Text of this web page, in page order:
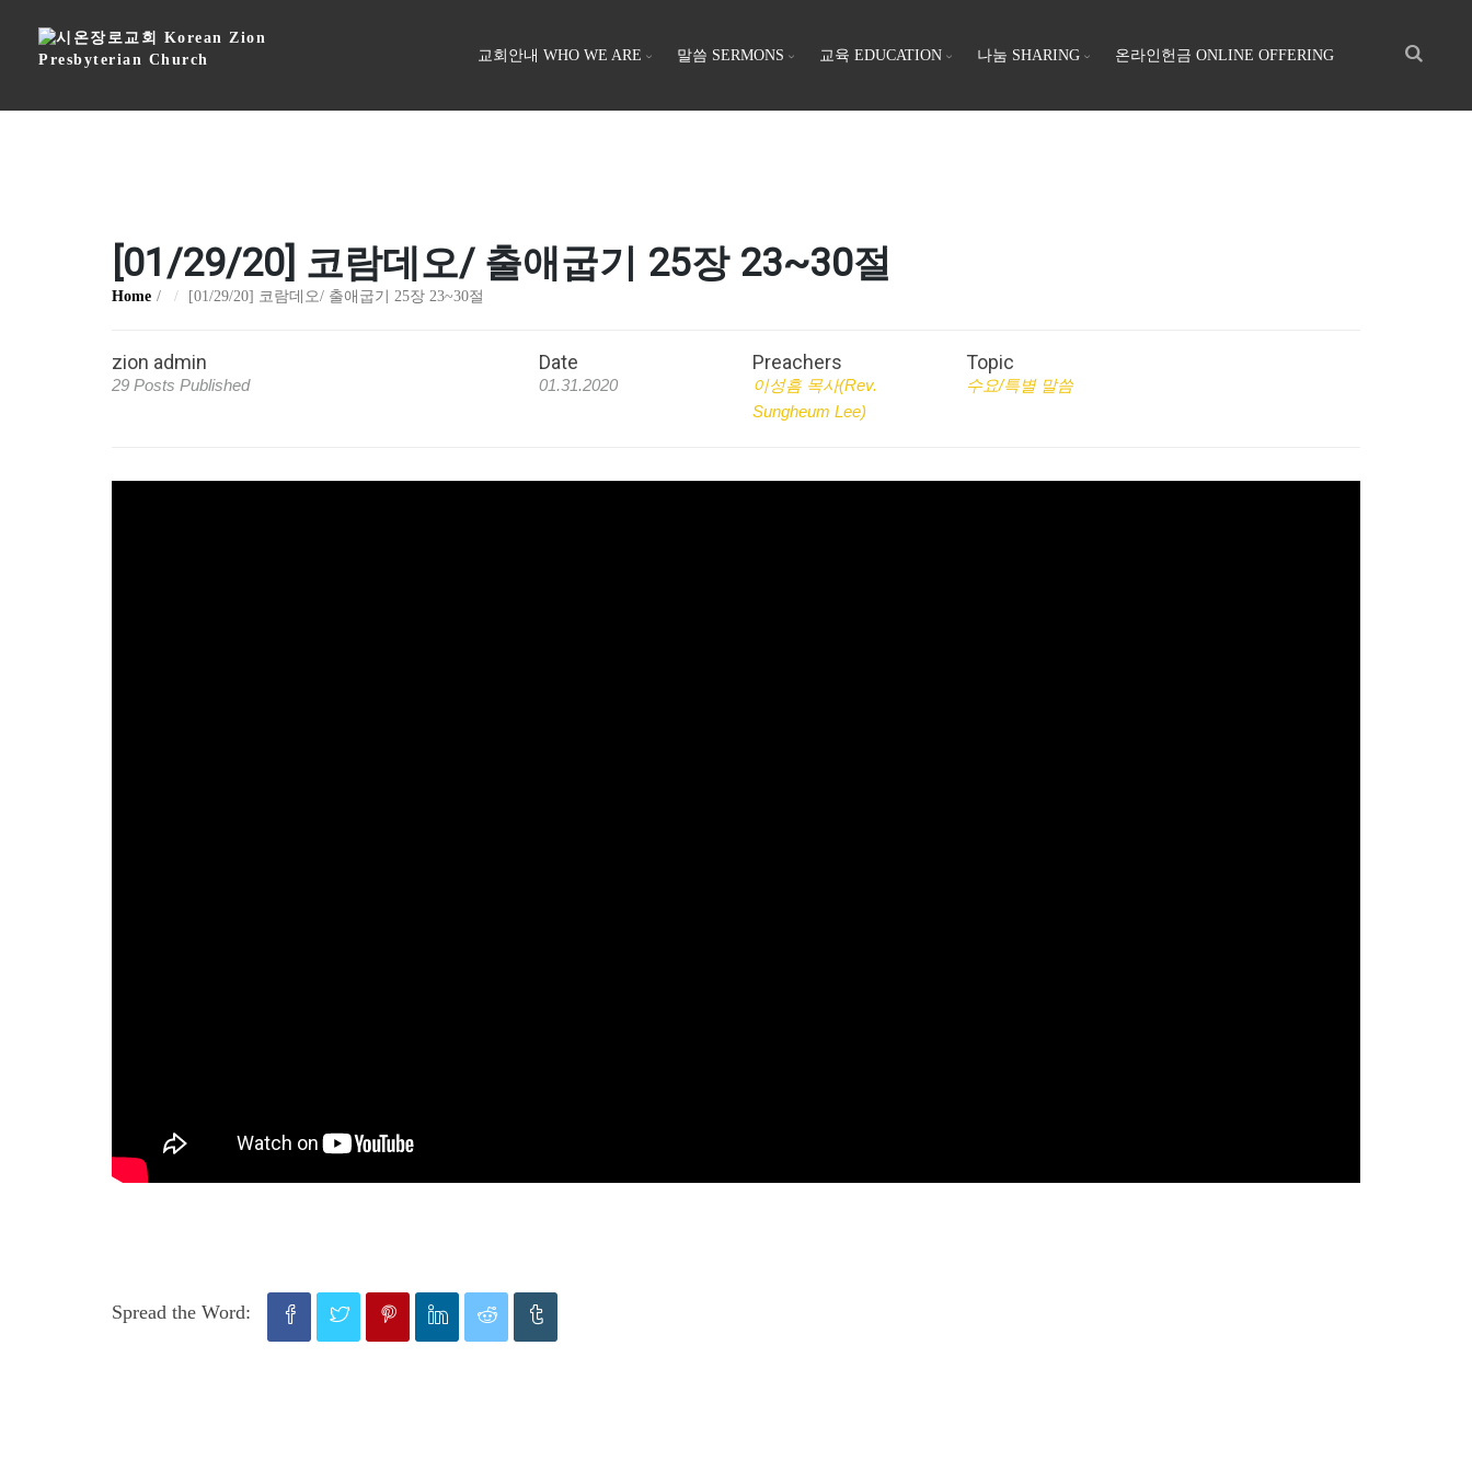
교회안내 WHO WE ARE 말씀 SERMONS 교육 EDUCATION 나눔 SHARING 온라인헌금 ONLINE OFFERING
[01/29/20] 코람데오/ 출애굽기 25장 23~30절
Home [01/29/20] 코람데오/ 출애굽기 25장 23~30절
zion admin
29 Posts Published
Date
01.31.2020
Preachers
이성흠 목사(Rev.
Sungheum Lee)
Topic
수요/특별 말씀
Spread the Word: